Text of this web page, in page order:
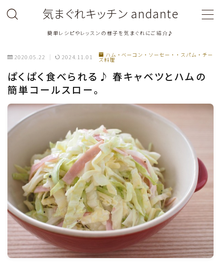
気まぐれキッチン andante
簡単レシピやレッスンの様子を気まぐれにご紹介♪
料理関連のお仕事・メディア掲載レシピ
鶏肉料理
豚肉料理
牛肉料理
ひき肉料理
魚介料理
2020.05.22 2024.11.01 ハム・ベーコン・ソーセー・・スパム・チー
ズ料理
ぱくぱく食べられる♪ 春キャベツとハムの
簡単コールスロー。